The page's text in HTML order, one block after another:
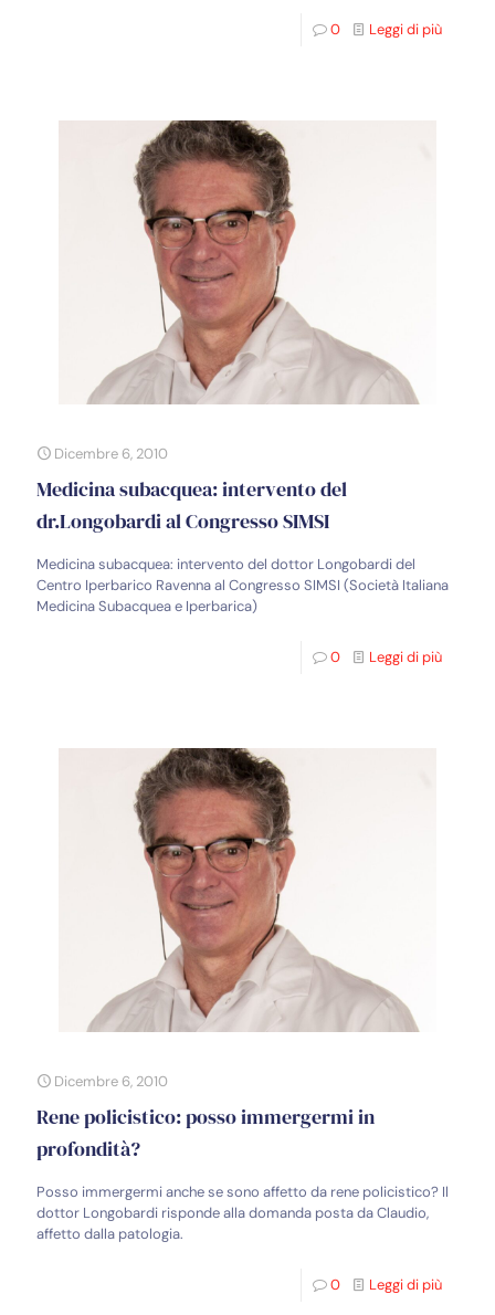
0 Leggi di più
Dicembre 6, 2010
Medicina subacquea: intervento del
dr.Longobardi al Congresso SIMSI
Medicina subacquea: intervento del dottor Longobardi del
Centro Iperbarico Ravenna al Congresso SIMSI (Società Italiana
Medicina Subacquea e Iperbarica)
0 Leggi di più
Dicembre 6, 2010
Rene policistico: posso immergermi in
profondità?
Posso immergermi anche se sono affetto da rene policistico? Il
dottor Longobardi risponde alla domanda posta da Claudio,
affetto dalla patologia.
0 Leggi di più